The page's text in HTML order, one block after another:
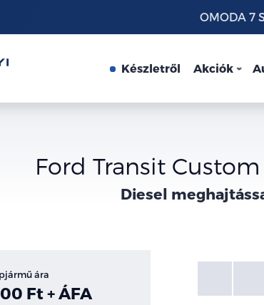
OMODA 7
Készletről Akciók
Ford Transit
Diesel
ára
Ft + ÁFA
Galéria